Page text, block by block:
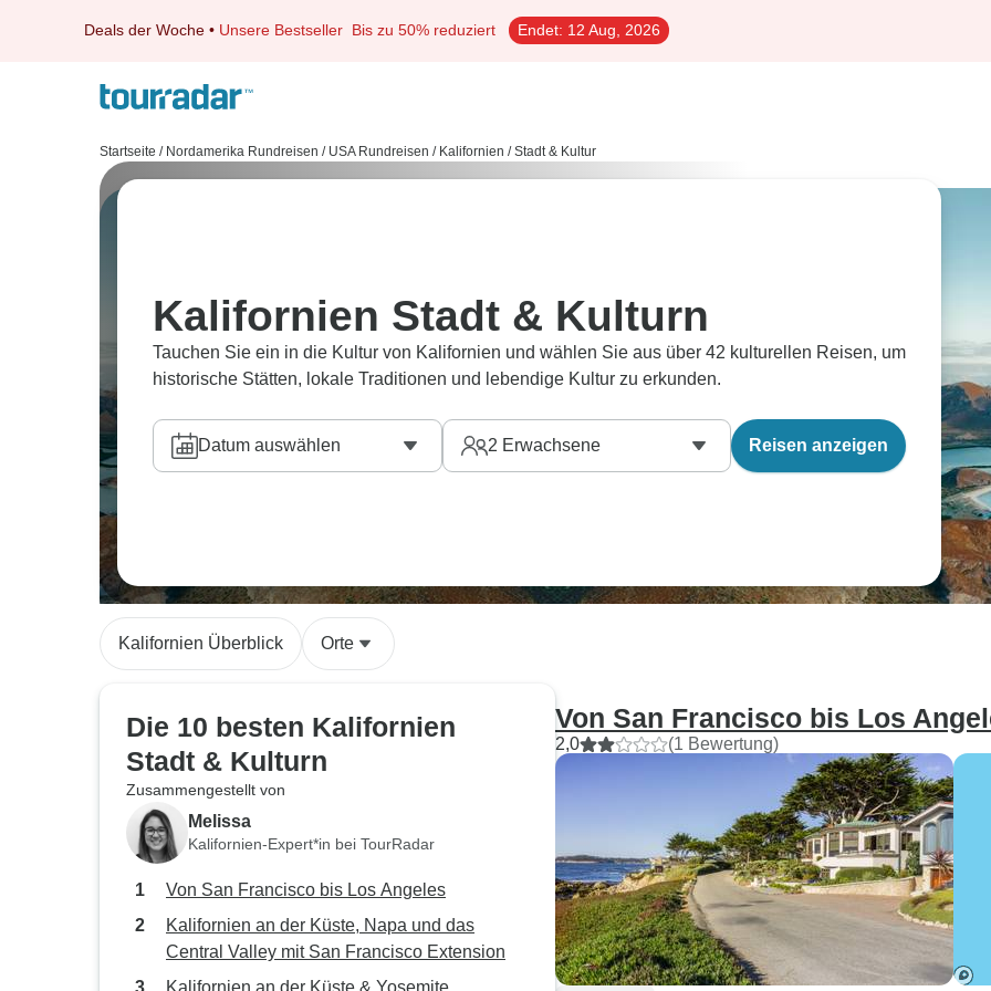
Deals der Woche • Unsere Bestseller Bis zu 50% reduziert Endet: 12 Aug, 2026
Startseite / Nordamerika Rundreisen / USA Rundreisen / Kalifornien / Stadt & Kultur
Kalifornien Stadt & Kulturn
Tauchen Sie ein in die Kultur von Kalifornien und wählen Sie aus über 42 kulturellen Reisen, um
historische Stätten, lokale Traditionen und lebendige Kultur zu erkunden.
Datum auswählen 2 Erwachsene Reisen anzeigen
Kalifornien Überblick Orte
Die 10 besten Kalifornien
Stadt & Kulturn
Zusammengestellt von
Melissa
Kalifornien-Expert*in bei TourRadar
Von San Francisco bis Los Angeles
Kalifornien an der Küste, Napa und das
Central Valley mit San Francisco Extension
Kalifornien an der Küste & Yosemite
Von San Francisco bis Los
2,0 (1 Bewertung)